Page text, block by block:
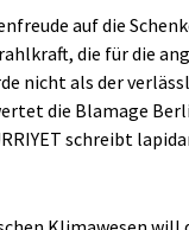
auf die
die für die
nicht als der
die Blamage
schreibt